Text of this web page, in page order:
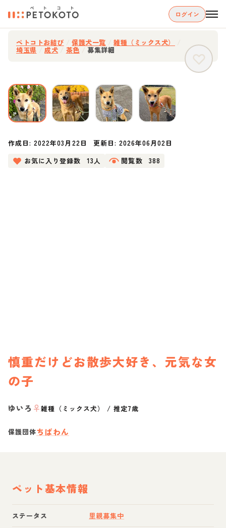
ログイン
ペトコトお結び 保護犬一覧 雑種（ミックス犬）
埼玉県 成犬 茶色 募集詳細
作成日:2022年03月22日 更新日: 2026年06月02日
お気に入り登録数
13人 閲覧数 388
慎重だけどお散歩大好き、元気な女
の子
ゆいろ ♀雑種（ミックス犬） /推定7歳
保護団体ちばわん
ペット基本情報
ステータス 里親募集中